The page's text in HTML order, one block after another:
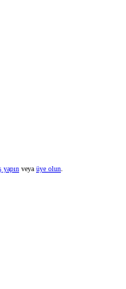
yapın veya üye olun